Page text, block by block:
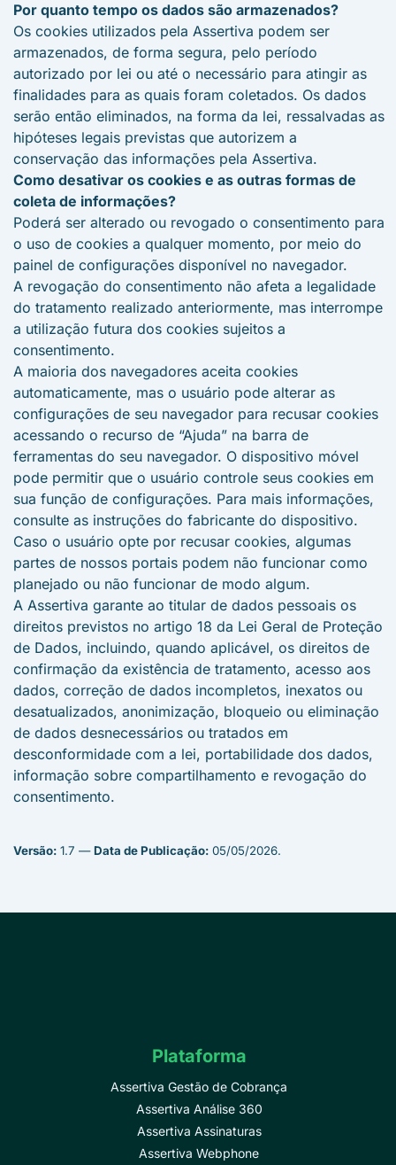
Por quanto tempo os dados são armazenados?
Os cookies utilizados pela Assertiva podem ser
armazenados, de forma segura, pelo período
autorizado por lei ou até o necessário para atingir as
finalidades para as quais foram coletados. Os dados
serão então eliminados, na forma da lei, ressalvadas as
hipóteses legais previstas que autorizem a
conservação das informações pela Assertiva.
Como desativar os cookies e as outras formas de
coleta de informações?
Poderá ser alterado ou revogado o consentimento para
o uso de cookies a qualquer momento, por meio do
painel de configurações disponível no navegador.
A revogação do consentimento não afeta a legalidade
do tratamento realizado anteriormente, mas interrompe
a utilização futura dos cookies sujeitos a
consentimento.
A maioria dos navegadores aceita cookies
automaticamente, mas o usuário pode alterar as
configurações de seu navegador para recusar cookies
acessando o recurso de “Ajuda” na barra de
ferramentas do seu navegador. O dispositivo móvel
pode permitir que o usuário controle seus cookies em
sua função de configurações. Para mais informações,
consulte as instruções do fabricante do dispositivo.
Caso o usuário opte por recusar cookies, algumas
partes de nossos portais podem não funcionar como
planejado ou não funcionar de modo algum.
A Assertiva garante ao titular de dados pessoais os
direitos previstos no artigo 18 da Lei Geral de Proteção
de Dados, incluindo, quando aplicável, os direitos de
confirmação da existência de tratamento, acesso aos
dados, correção de dados incompletos, inexatos ou
desatualizados, anonimização, bloqueio ou eliminação
de dados desnecessários ou tratados em
desconformidade com a lei, portabilidade dos dados,
informação sobre compartilhamento e revogação do
consentimento.
Versão: 1.7 —Data de Publicação: 05/05/2026.
Plataforma
Assertiva Gestão de Cobrança
Assertiva Análise 360
Assertiva Assinaturas
Assertiva Webphone